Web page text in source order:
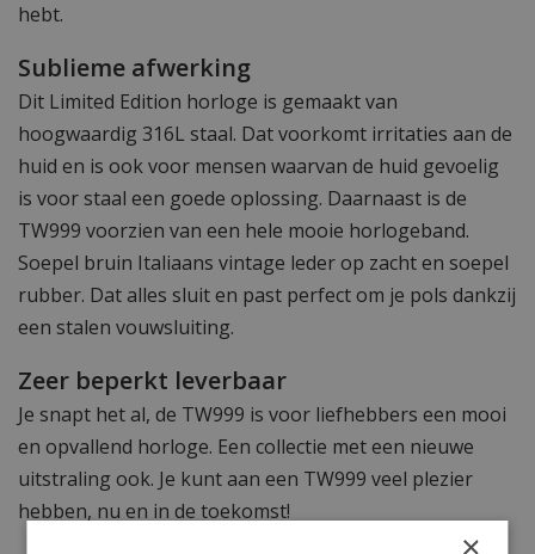
hebt.
Sublieme afwerking
Dit Limited Edition horloge is gemaakt van
hoogwaardig 316L staal. Dat voorkomt irritaties aan de
huid en is ook voor mensen waarvan de huid gevoelig
is voor staal een goede oplossing. Daarnaast is de
TW999 voorzien van een hele mooie horlogeband.
Soepel bruin Italiaans vintage leder op zacht en soepel
rubber. Dat alles sluit en past perfect om je pols dankzij
een stalen vouwsluiting.
Zeer beperkt leverbaar
Je snapt het al, de TW999 is voor liefhebbers een mooi
en opvallend horloge. Een collectie met een nieuwe
uitstraling ook. Je kunt aan een TW999 veel plezier
hebben, nu en in de toekomst!
×